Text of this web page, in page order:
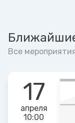
Все
17
апреля
10:00